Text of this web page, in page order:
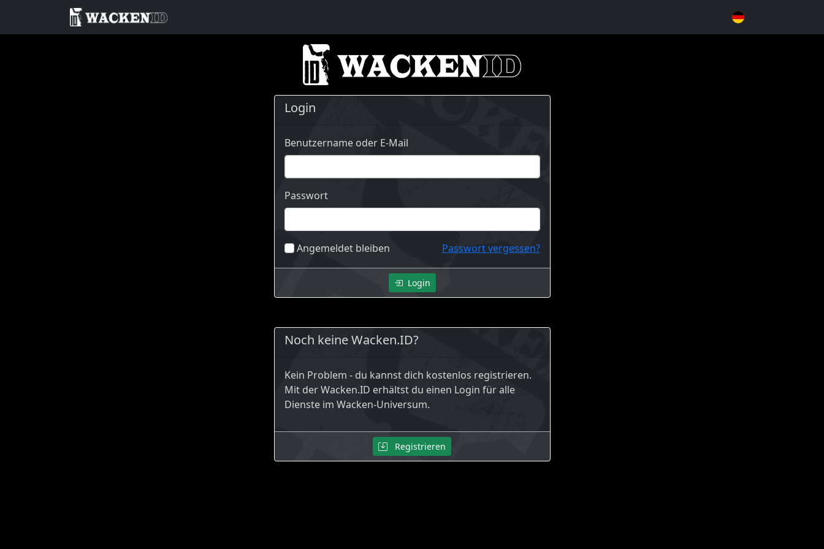
Login
Benutzername oder E-Mail
Passwort
Angemeldet bleiben Passwort vergessen?
Login
Noch keine Wacken.ID?
Kein Problem - du kannst dich kostenlos registrieren.
Mit der Wacken.ID erhältst du einen Login für alle
Dienste im Wacken-Universum.
Registrieren